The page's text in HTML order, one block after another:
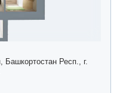
Башкортостан Респ., г.